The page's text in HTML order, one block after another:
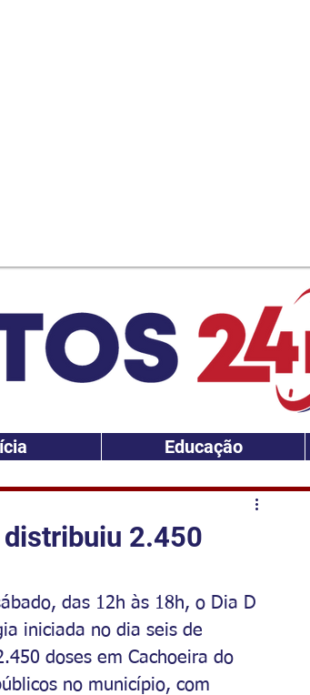
Educação
2.450
das 12h às 18h, o Dia D
iniciada no dia seis de
doses em Cachoeira do
no município, com